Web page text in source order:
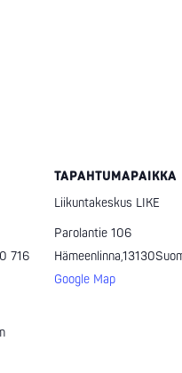
716
TAPAHTUMAPAIKKA
Liikuntakeskus LIKE
Parolantie 106
Hämeenlinna,13130
Google Map